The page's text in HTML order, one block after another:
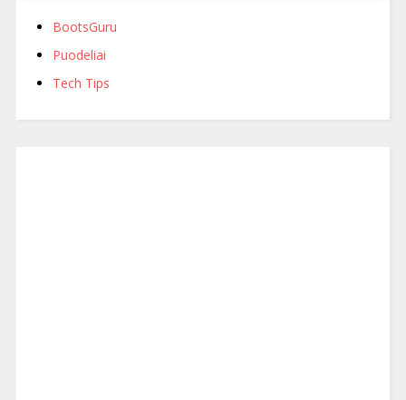
BootsGuru
Puodeliai
Tech Tips